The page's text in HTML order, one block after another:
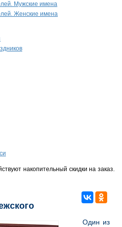
Мужские имена
Женские имена
накопительный скидки на заказ.
Один из